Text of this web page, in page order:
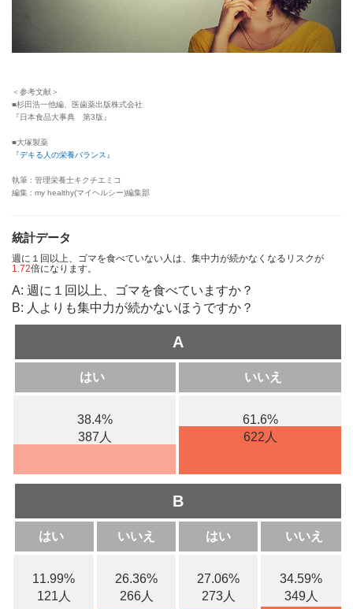
＜参考文献＞
■杉田浩一他編、医歯薬出版株式会社
『日本食品大事典 第3版』
■大塚製薬
『デキる人の栄養バランス』
執筆 : 管理栄養士キクチエミコ
編集 : my healthy(マイヘルシー)編集部
統計データ
週に１回以上、ゴマを食べていない人は、集中力が続かなくなるリスクが
1.72倍になります。
A: 週に１回以上、ゴマを食べていますか？
B: 人よりも集中力が続かないほうですか？
A
はい いいえ
38.4%
387人
61.6%
622人
B
はい いいえ はい いいえ
11.99%
121人
26.36%
266人
27.06%
273人
34.59%
349人